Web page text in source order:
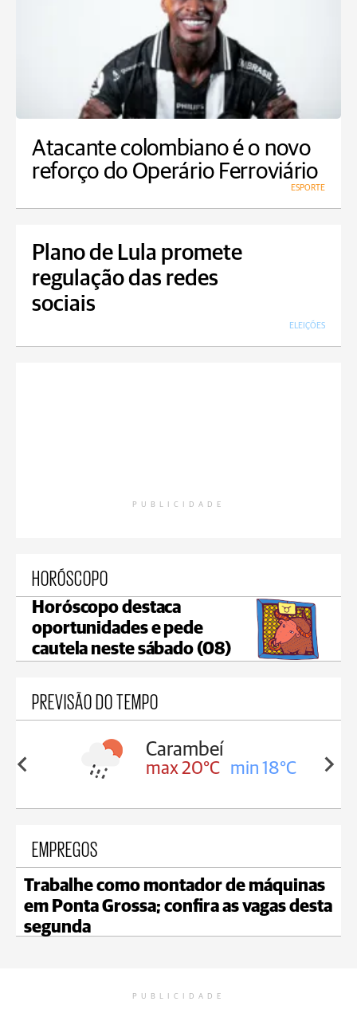
Atacante colombiano é o novo
reforço do Operário Ferroviário
ESPORTE
Plano de Lula promete
regulação das redes
sociais
ELEIÇÕES
PUBLICIDADE
HORÓSCOPO
Horóscopo destaca
oportunidades e pede
cautela neste sábado (08)
PREVISÃO DO TEMPO
18°C
Carambeí
max 20°C min 18°C
EMPREGOS
Trabalhe como montador de máquinas
em Ponta Grossa; confira as vagas desta
segunda
PUBLICIDADE